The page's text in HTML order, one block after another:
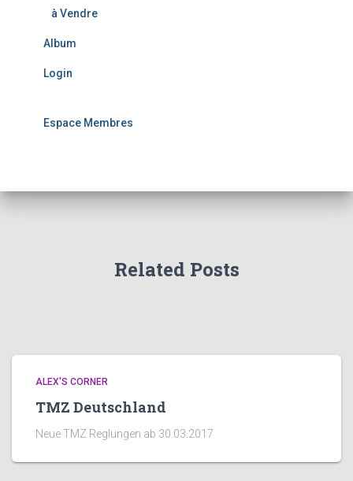
à Vendre
Album
Login
Espace Membres
Related Posts
ALEX'S CORNER
TMZ Deutschland
Neue TMZ Reglungen ab 30.03.2017